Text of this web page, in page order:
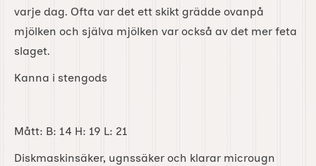
varje dag. Ofta var det ett skikt grädde ovanpå
mjölken och själva mjölken var också av det mer feta
slaget.
Kanna i stengods
Mått: B: 14 H: 19 L: 21
Diskmaskinsäker, ugnssäker och klarar microugn